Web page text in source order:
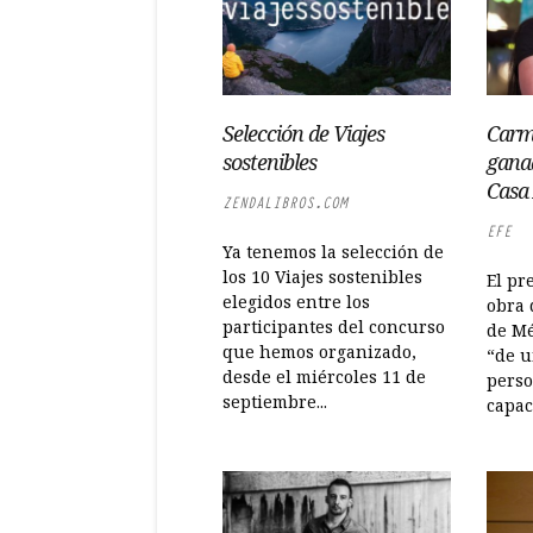
Selección de Viajes
sostenibles
ZENDALIBROS.COM
Ya tenemos la selección de
los 10 Viajes sostenibles
elegidos entre los
participantes del concurso
que hemos organizado,
desde el miércoles 11 de
septiembre...
EFE
El
obra
de
“de